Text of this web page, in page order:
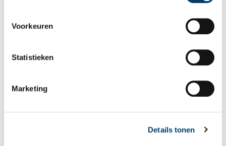
Voorkeuren
Statistieken
Marketing
Details tonen